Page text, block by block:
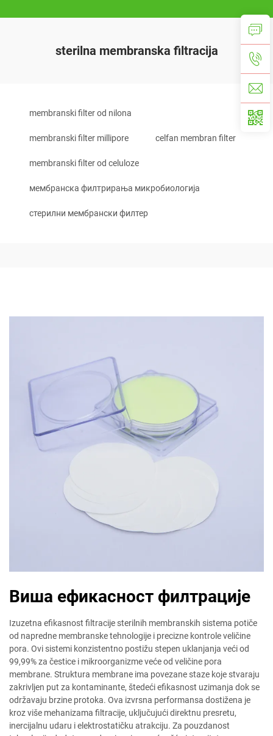
sterilna membranska filtracija
membranski filter od nilona
membranski filter millipore celfan membran filter
membranski filter od celuloze
мембранска филтрирања микробиологија
стерилни мембрански филтер
Виша ефикасност филтрације
Izuzetna efikasnost filtracije sterilnih membranskih sistema potiče
od napredne membranske tehnologije i precizne kontrole veličine
pora. Ovi sistemi konzistentno postižu stepen uklanjanja veći od
99,99% za čestice i mikroorganizme veće od veličine pora
membrane. Struktura membrane ima povezane staze koje stvaraju
zakrivljen put za kontaminante, štedeći efikasnost uzimanja dok se
održavaju brzine protoka. Ova izvrsna performansa dostižena je
kroz više mehanizama filtracije, uključujući direktnu presretu,
inercijalnu udaru i elektrostatičku atrakciju. Za pouzdanost